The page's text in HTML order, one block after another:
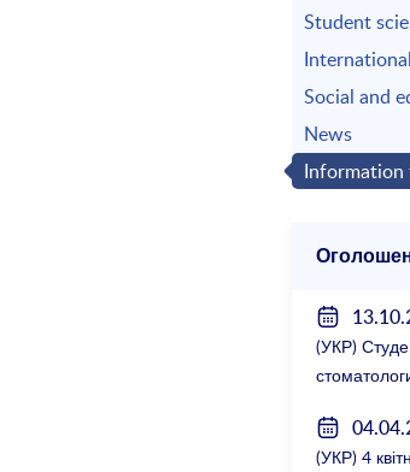
Student
Social and
News
(УКР)
факультету
(УКР) 4